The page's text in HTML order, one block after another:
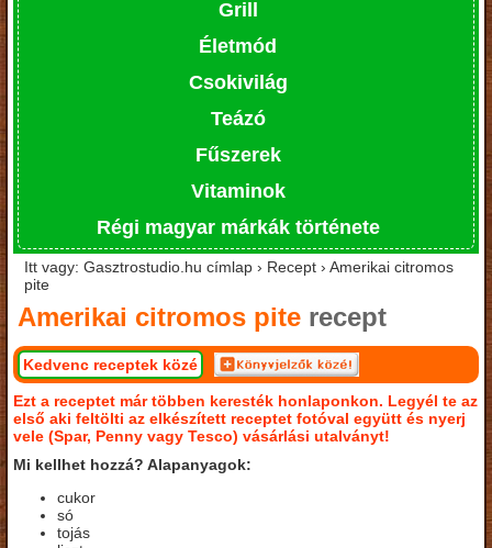
Grill
Életmód
Csokivilág
Teázó
Fűszerek
Vitaminok
Régi magyar márkák története
Itt vagy: Gasztrostudio.hu címlap › Recept › Amerikai citromos
pite
Amerikai citromos pite recept
Kedvenc receptek közé
Ezt a receptet már többen keresték honlaponkon. Legyél te az
első aki feltölti az elkészített receptet fotóval együtt és nyerj
vele (Spar, Penny vagy Tesco) vásárlási utalványt!
Mi kellhet hozzá? Alapanyagok:
cukor
só
tojás